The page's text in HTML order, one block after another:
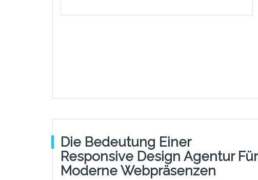
Die Bedeutung Einer
Responsive Design Agentur Für
Moderne Webpräsenzen